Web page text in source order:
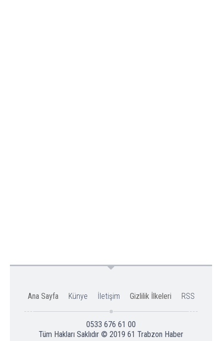
Ana Sayfa Künye İletişim Gizlilik İlkeleri RSS
0533 676 61 00
Tüm Hakları Saklıdır © 2019 61 Trabzon Haber